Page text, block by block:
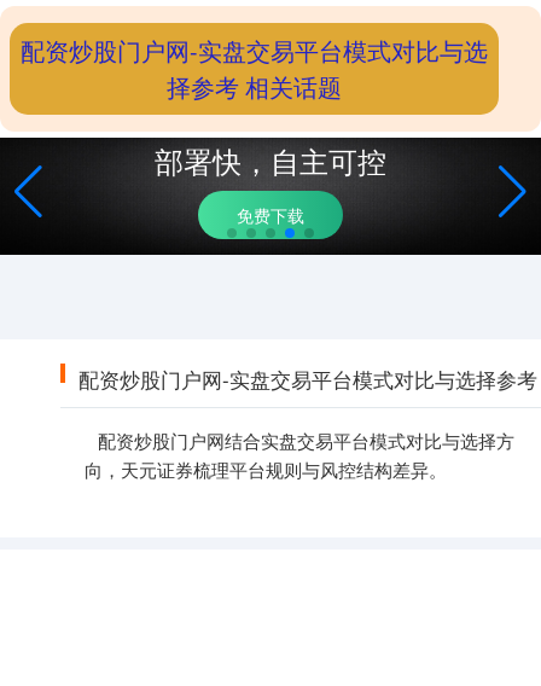
部署快，自主可控
免费下载
配资炒股门户网-实盘交易平台模式对比与选择参考
配资炒股门户网结合实盘交易平台模式对比与选择方
向，天元证券梳理平台规则与风控结构差异。
配资炒股门户网-实盘交易平台模式对比与选
择参考 相关话题